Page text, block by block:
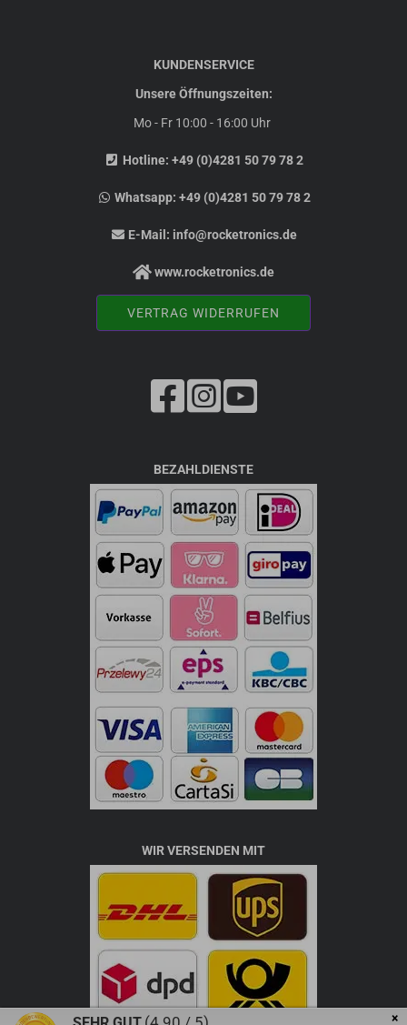
KUNDENSERVICE
Unsere Öffnungszeiten:
Mo - Fr 10:00 - 16:00 Uhr
Hotline: +49 (0)4281 50 79 78 2
Whatsapp:+49 (0)4281 50 79 78 2
E-Mail: info@rocketronics.de
www.rocketronics.de
VERTRAG WIDERRUFEN
BEZAHLDIENSTE
WIR VERSENDEN MIT
×